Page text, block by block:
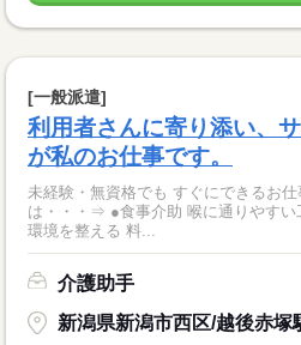
[一般派遣]
利用者さんに寄り添い、
が私のお仕事です。
未経験・無資格でも すぐにできるお仕事か
は・・・⇒ ●食事介助 喉に通りやすい工夫をするなど 食事しやすい
環境を整える 料...
介護助手
新潟県新潟市西区/越後赤塚